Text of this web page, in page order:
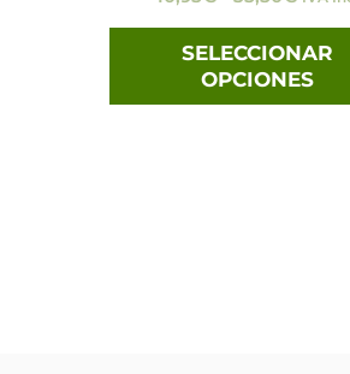
SELECCIONAR
OPCIONES